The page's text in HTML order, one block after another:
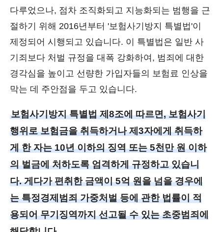
다루었으나, 점차 조직화되고 지능화되는 범행을 근
절하기 위해 2016년부터 '보험사기방지 특별법'이
제정되어 시행되고 있습니다. 이 특별법은 일반 사
기죄보다 처벌 규정을 대폭 강화하여, 범죄에 대한
경각심을 높이고 선량한 가입자들의 보험료 인상을
막는 데 주안점을 두고 있습니다.
보험사기방지 특별법 제8조에 따르면, 보험사기
행위로 보험금을 취득하거나 제3자에게 취득하
게 한 자는 10년 이하의 징역 또는 5천만 원 이하
의 벌금에 처하도록 엄격하게 규정하고 있습니
다. 게다가 편취한 금액이 5억 원을 넘을 경우에
는 특정경제범죄 가중처벌 등에 관한 법률이 적
용되어 무기징역까지 선고될 수 있는 초중범죄에